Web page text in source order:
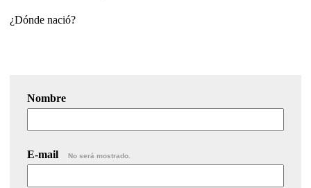
¿Dónde nació?
Nombre
E-mail No será mostrado.